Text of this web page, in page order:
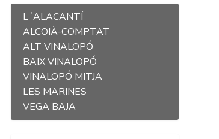
L´ALACANTÍ
ALCOIÀ-COMPTAT
ALT VINALOPÓ
BAIX VINALOPÓ
VINALOPÓ MITJA
LES MARINES
VEGA BAJA